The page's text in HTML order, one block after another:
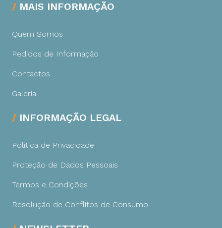
MAIS INFORMAÇÃO
Quem Somos
Pedidos de Informação
Contactos
Galeria
INFORMAÇÃO LEGAL
Política de Privacidade
Proteção de Dados Pessoais
Termos e Condições
Resolução de Conflitos de Consumo